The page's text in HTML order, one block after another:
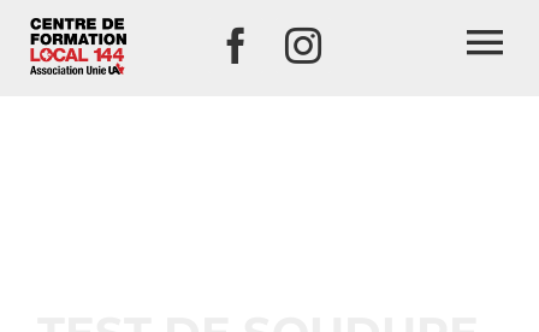
Passer
contenu